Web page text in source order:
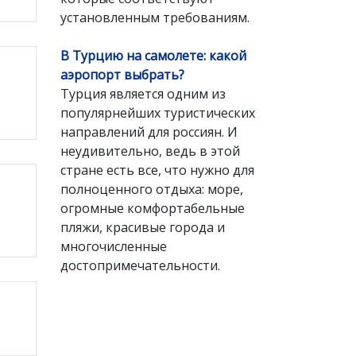
установленным требованиям.
В Турцию на самолете: какой
аэропорт выбрать?
Турция является одним из
популярнейших туристических
направлений для россиян. И
неудивительно, ведь в этой
стране есть все, что нужно для
полноценного отдыха: море,
огромные комфортабельные
пляжи, красивые города и
многочисленные
достопримечательности.